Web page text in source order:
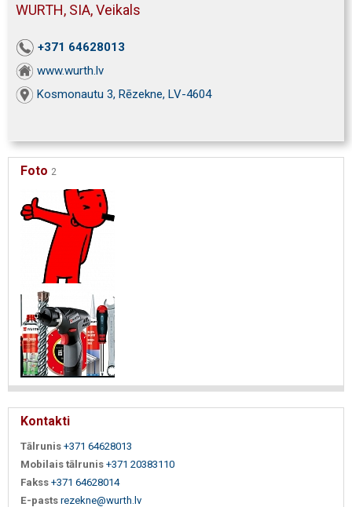
WURTH, SIA, Veikals
+371 64628013
www.wurth.lv
Kosmonautu 3, Rēzekne, LV-4604
Foto 2
Kontakti
Tālrunis +371 64628013
Mobilais tālrunis +371 20383110
Fakss +371 64628014
E-pasts rezekne@wurth.lv